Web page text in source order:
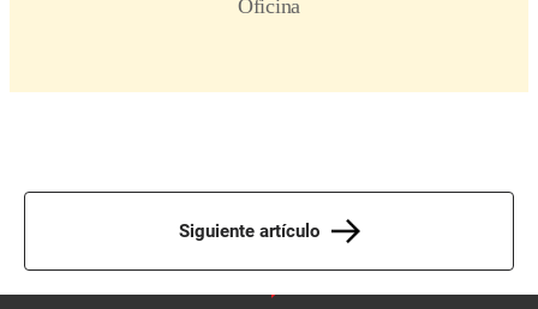
Siguiente artículo